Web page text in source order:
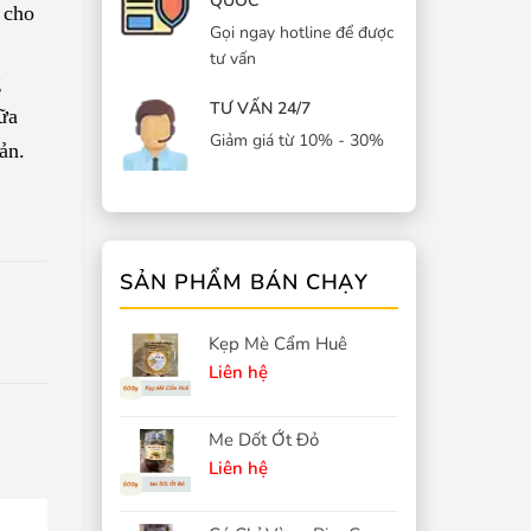
Gọi ngay hotline để được
tư vấn
TƯ VẤN 24/7
Giảm giá từ 10% - 30%
SẢN PHẨM BÁN CHẠY
Kẹp Mè Cẩm Huê
Liên hệ
Me Dốt Ớt Đỏ
Liên hệ